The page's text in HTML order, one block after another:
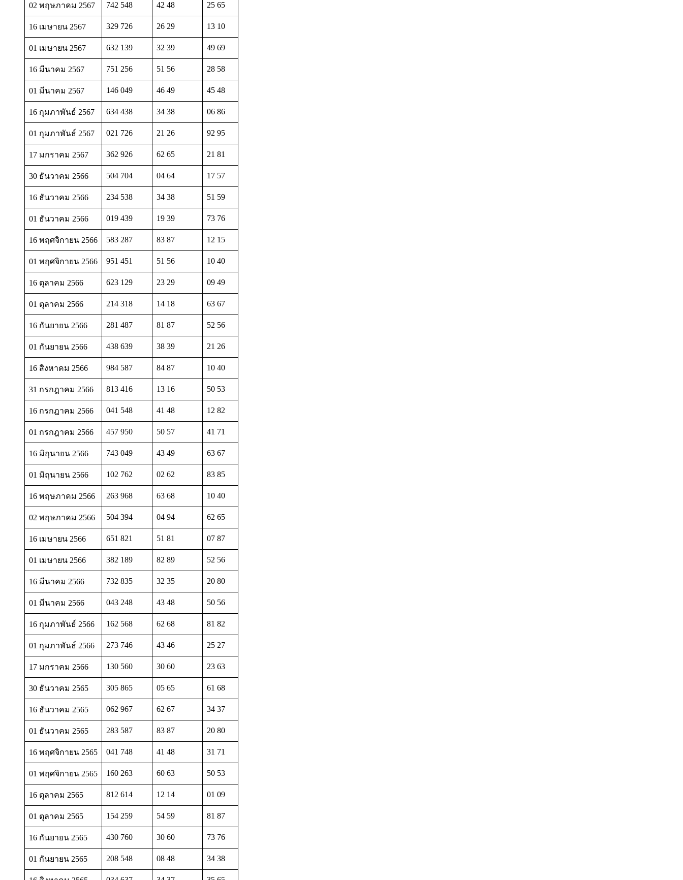
02 พฤษภาคม 2567 742 548 42 48 25 65
16 เมษายน 2567 329 726 26 29 13 10
01 เมษายน 2567 632 139 32 39 49 69
16 มีนาคม 2567 751 256 51 56 28 58
01 มีนาคม 2567 146 049 46 49 45 48
16 กุมภาพันธ์ 2567 634 438 34 38 06 86
01 กุมภาพันธ์ 2567 021 726 21 26 92 95
17 มกราคม 2567 362 926 62 65 21 81
30 ธันวาคม 2566 504 704 04 64 17 57
16 ธันวาคม 2566 234 538 34 38 51 59
01 ธันวาคม 2566 019 439 19 39 73 76
16 พฤศจิกายน 2566 583 287 83 87 12 15
01 พฤศจิกายน 2566 951 451 51 56 10 40
16 ตุลาคม 2566 623 129 23 29 09 49
01 ตุลาคม 2566 214 318 14 18 63 67
16 กันยายน 2566 281 487 81 87 52 56
01 กันยายน 2566 438 639 38 39 21 26
16 สิงหาคม 2566 984 587 84 87 10 40
31 กรกฎาคม 2566 813 416 13 16 50 53
16 กรกฎาคม 2566 041 548 41 48 12 82
01 กรกฎาคม 2566 457 950 50 57 41 71
16 มิถุนายน 2566 743 049 43 49 63 67
01 มิถุนายน 2566 102 762 02 62 83 85
16 พฤษภาคม 2566 263 968 63 68 10 40
02 พฤษภาคม 2566 504 394 04 94 62 65
16 เมษายน 2566 651 821 51 81 07 87
01 เมษายน 2566 382 189 82 89 52 56
16 มีนาคม 2566 732 835 32 35 20 80
01 มีนาคม 2566 043 248 43 48 50 56
16 กุมภาพันธ์ 2566 162 568 62 68 81 82
01 กุมภาพันธ์ 2566 273 746 43 46 25 27
17 มกราคม 2566 130 560 30 60 23 63
30 ธันวาคม 2565 305 865 05 65 61 68
16 ธันวาคม 2565 062 967 62 67 34 37
01 ธันวาคม 2565 283 587 83 87 20 80
16 พฤศจิกายน 2565 041 748 41 48 31 71
01 พฤศจิกายน 2565 160 263 60 63 50 53
16 ตุลาคม 2565 812 614 12 14 01 09
01 ตุลาคม 2565 154 259 54 59 81 87
16 กันยายน 2565 430 760 30 60 73 76
01 กันยายน 2565 208 548 08 48 34 38